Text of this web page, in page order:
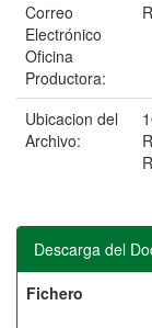
Correo
Electrónico
Oficina
Productora:
Ubicacion del
Archivo:
Descarga del
Fichero